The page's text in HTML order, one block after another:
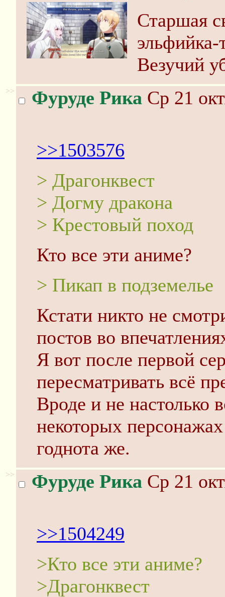
Старшая
Везучий
>> Фуруде Рика Ср 21
>>1503576
> Драгонквест
> Догму дракона
> Крестовый поход
Кто все эти аниме?
> Пикап в подземелье
Кстати никто не
постов во
Я вот после первой
пересматривать всё
Вроде и не настолько
некоторых
годнота же.
>> Фуруде Рика Ср 21
>>1504249
>Кто все эти аниме?
>Драгонквест